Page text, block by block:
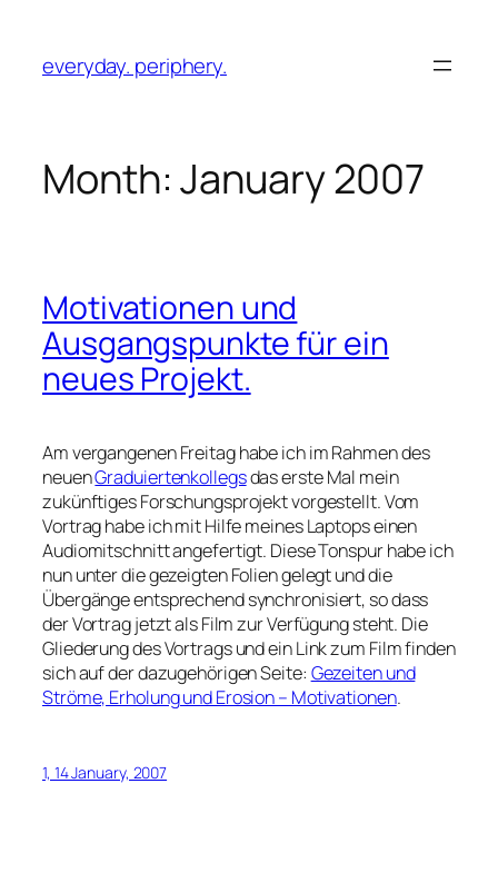
content
everyday. periphery.
Month:January 2007
Motivationen und
Ausgangspunkte für ein
neues Projekt.
Am vergangenen Freitag habe ich im Rahmen des
neuenGraduiertenkollegsdas erste Mal mein
zukünftiges Forschungsprojekt vorgestellt. Vom
Vortrag habe ich mit Hilfe meines Laptops einen
Audiomitschnitt angefertigt. Diese Tonspur habe ich
nun unter die gezeigten Folien gelegt und die
Übergänge entsprechend synchronisiert, so dass
der Vortrag jetzt als Film zur Verfügung steht. Die
Gliederung des Vortrags und ein Link zum Film finden
sich auf der dazugehörigen Seite: Gezeiten und
Ströme, Erholung und Erosion – Motivationen.
1, 14 January, 2007